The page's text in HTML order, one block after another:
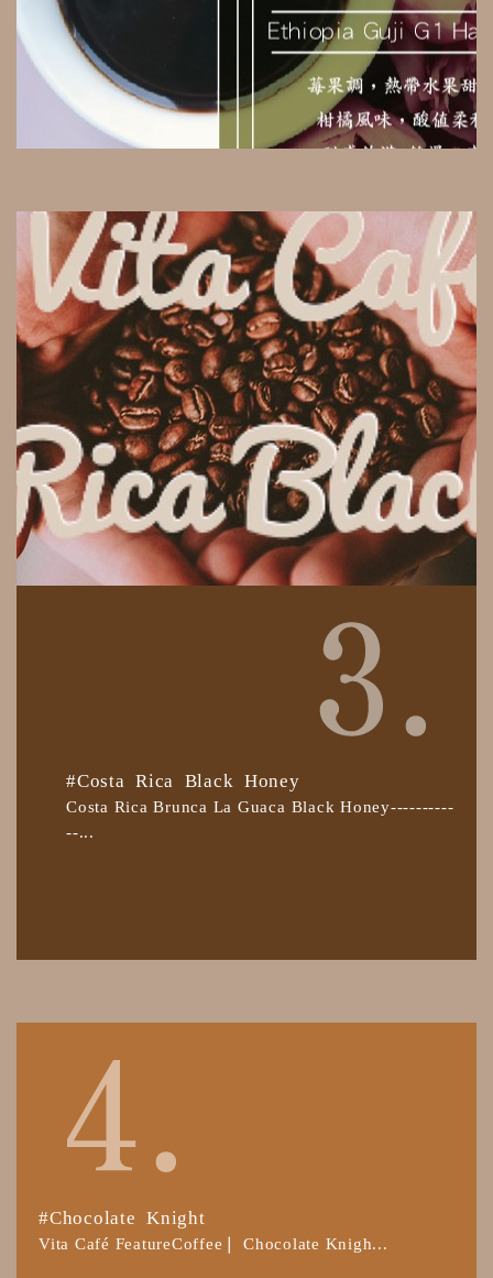
#Costa Rica Black Honey
Costa Rica Brunca La Guaca Black Honey----------
--...
#Chocolate Knight
Vita Café FeatureCoffee❘ Chocolate Knigh...